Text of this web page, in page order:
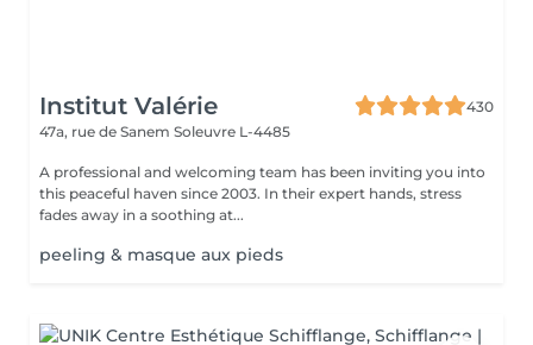
Institut Valérie
430
47a, rue de Sanem Soleuvre L-4485
A professional and welcoming team has been inviting you into
this peaceful haven since 2003. In their expert hands, stress
fades away in a soothing at...
peeling & masque aux pieds